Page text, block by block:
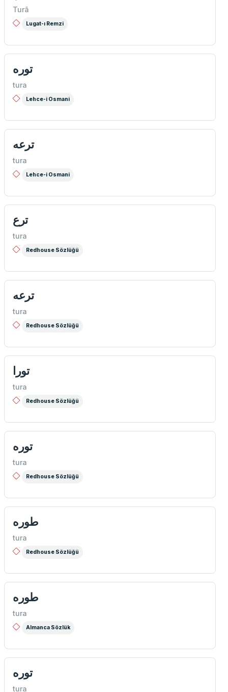
Turâ
Lugat-ı Remzi
توره
tura
Lehce-i Osmani
ترعه
tura
Lehce-i Osmani
ترع
tura
Redhouse Sözlüğü
ترعه
tura
Redhouse Sözlüğü
تورا
tura
Redhouse Sözlüğü
توره
tura
Redhouse Sözlüğü
طوره
tura
Redhouse Sözlüğü
طوره
tura
Almanca Sözlük
توره
tura